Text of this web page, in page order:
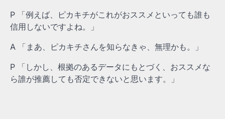
P 「例えば、ピカキチがこれがおススメといっても誰も
信用しないですよね。」
A 「まあ、ピカキチさんを知らなきゃ、無理かも。」
P 「しかし、根拠のあるデータにもとづく、おススメな
ら誰が推薦しても否定できないと思います。」